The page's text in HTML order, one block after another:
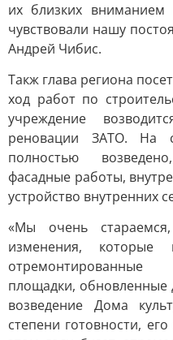
их близких
чувствовали нашу
Андрей Чибис.
Такж глава региона
ход работ по
учреждение
реновации ЗАТО. На
полностью
фасадные работы,
устройство внутренних
«Мы очень
изменения, которые
отремонтированные
площадки, обновленные
возведение Дома
степени готовности,